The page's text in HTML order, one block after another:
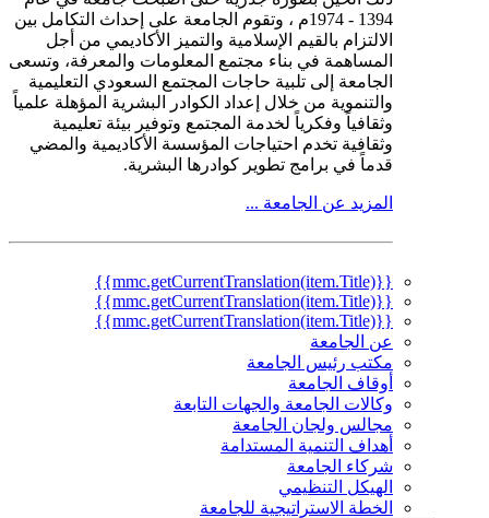
1394 - 1974م ، وتقوم الجامعة على إحداث التكامل بين
الالتزام بالقيم الإسلامية والتميز الأكاديمي من أجل
المساهمة في بناء مجتمع المعلومات والمعرفة، وتسعى
الجامعة إلى تلبية حاجات المجتمع السعودي التعليمية
والتنموية من خلال إعداد الكوادر البشرية المؤهلة علمياً
وثقافياً وفكرياً لخدمة المجتمع وتوفير بيئة تعليمية
وثقافية تخدم احتياجات المؤسسة الأكاديمية والمضي
قدماً في برامج تطوير كوادرها البشرية.
المزيد عن الجامعة ...
{{mmc.getCurrentTranslation(item.Title)}}
{{mmc.getCurrentTranslation(item.Title)}}
{{mmc.getCurrentTranslation(item.Title)}}
عن الجامعة
مكتب رئيس الجامعة
أوقاف الجامعة
وكالات الجامعة والجهات التابعة
مجالس ولجان الجامعة
أهداف التنمية المستدامة
شركاء الجامعة
الهيكل التنظيمي
الخطة الاستراتيجية للجامعة